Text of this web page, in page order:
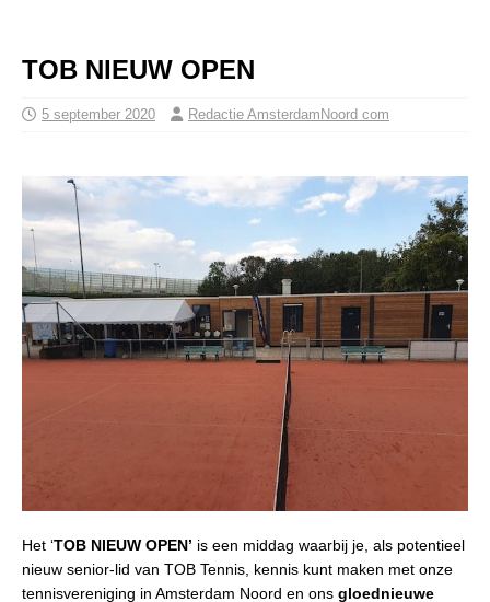
TOB NIEUW OPEN
5 september 2020 Redactie AmsterdamNoord com
Het ‘TOB NIEUW OPEN’ is een middag waarbij je, als potentieel
nieuw senior-lid van TOB Tennis, kennis kunt maken met onze
tennisvereniging in Amsterdam Noord en ons gloednieuwe